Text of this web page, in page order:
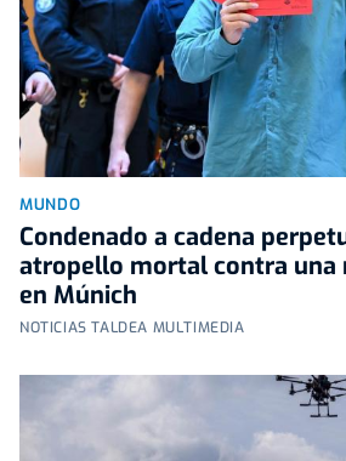
MUNDO
Condenado a cadena
atropello mortal contra una
en Múnich
NOTICIAS TALDEA MULTIMEDIA